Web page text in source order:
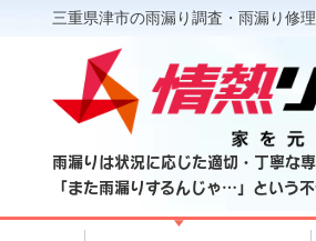
三重県津市の雨漏り調査・雨漏り修
雨漏りは状況に応じた適切・丁寧な
「また雨漏りするんじゃ…」という不